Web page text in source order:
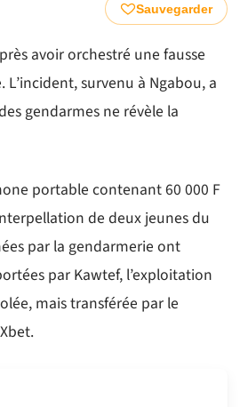
Sauvegarder
avoir orchestré une fausse
survenu à Ngabou, a
gendarmes ne révèle la
portable contenant 60 000 F
de deux jeunes du
par la gendarmerie ont
par Kawtef, l’exploitation
mais transférée par le